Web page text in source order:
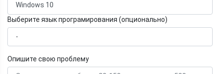
Выберите язык програмирования (опционально)
Опишите свою проблему